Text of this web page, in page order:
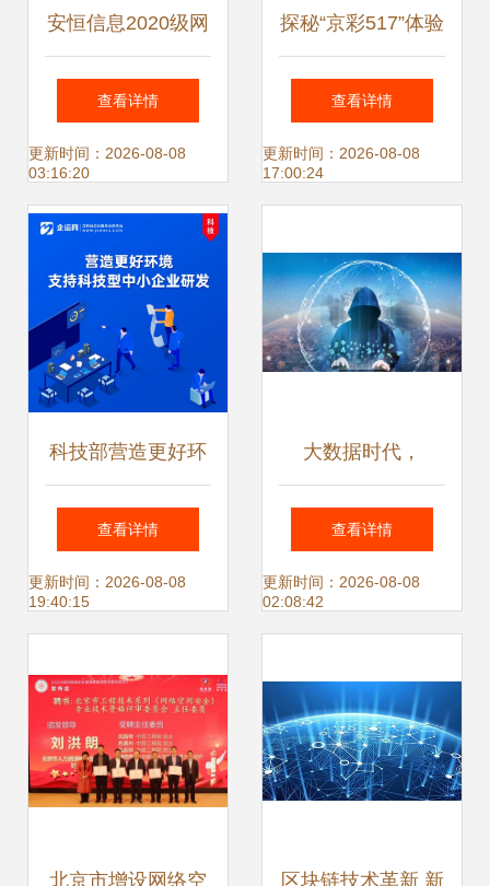
安恒信息2020级网
络空间安全专业实
习就业双选会圆满
落幕，共筑网安人
才新高地
查看详情
更新时间：2026-08-08
03:16:20
探秘“京彩517”体验
日 数智化应用成果
精彩纷呈 网络信息
查看详情
更新时间：2026-08-08
17:00:24
科技部营造更好环
境支持科技型中小
企业研发 网络信息
查看详情
更新时间：2026-08-08
19:40:15
大数据时代，
ISO/IEC 27701 医
疗行业隐私安全的
研发的指路明灯
查看详情
更新时间：2026-08-08
02:08:42
北京市增设网络空 区块链技术革新 新